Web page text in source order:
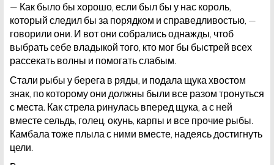
— Как было бы хорошо, если был бы у нас король,
который следил бы за порядком и справедливостью, —
говорили они. И вот они собрались однажды, чтоб
выбрать себе владыкой того, кто мог бы быстрей всех
рассекать волны и помогать слабым.
Стали рыбы у берега в ряды, и подала щука хвостом
знак, по которому они должны были все разом тронуться
с места. Как стрела ринулась вперед щука, а с ней
вместе сельдь, голец, окунь, карпы и все прочие рыбы.
Камбала тоже плыла с ними вместе, надеясь достигнуть
цели.